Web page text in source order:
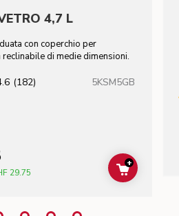
4,7 L
con coperchio per
di medie dimensioni.
(182) 5KSM5GB
29.75 ADD TO
+